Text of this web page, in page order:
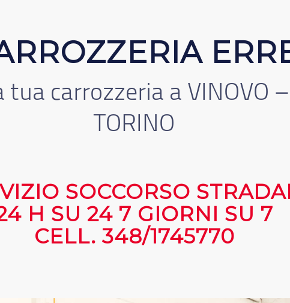
tua carrozzeria a VINOVO –
TORINO
H SU 24 7 GIORNI SU 7
CELL. 348/1745770